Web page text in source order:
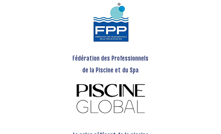
Fédération des Professionnels
de la Piscine et du Spa